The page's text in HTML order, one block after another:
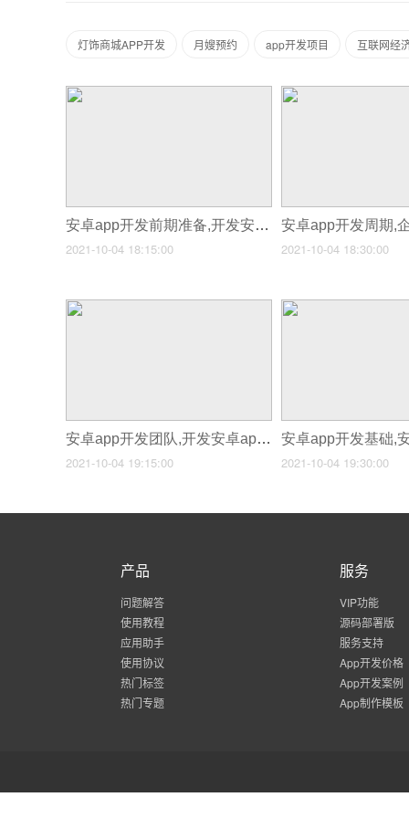
灯饰商城APP开发 月嫂预约 app开发项目 互联网经
安卓app开发前期准备,开发安卓app的过程
2021-10-04 18:15:00 2021-10-04 18:30:00
安卓app开发团队,开发安卓app的过程
2021-10-04 19:15:00 2021-10-04 19:30:00
产品
问题解答
使用教程
应用助手
使用协议
热门标签
热门专题
服务
VIP功能
源码部署版
服务支持
App开发价格
App开发案例
App制作模板